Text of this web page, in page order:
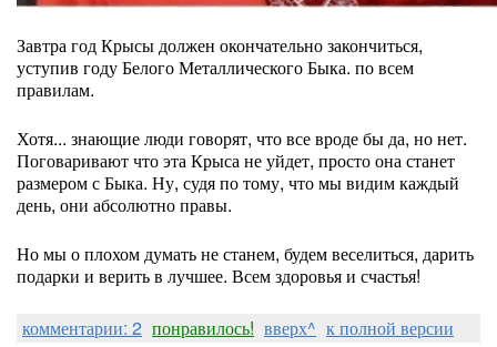
Завтра год Крысы должен окончательно закончиться,
уступив году Белого Металлического Быка. по всем
правилам.
Хотя... знающие люди говорят, что все вроде бы да, но нет.
Поговаривают что эта Крыса не уйдет, просто она станет
размером с Быка. Ну, судя по тому, что мы видим каждый
день, они абсолютно правы.
Но мы о плохом думать не станем, будем веселиться, дарить
подарки и верить в лучшее. Всем здоровья и счастья!
комментарии: 2 понравилось! вверх^ к полной версии